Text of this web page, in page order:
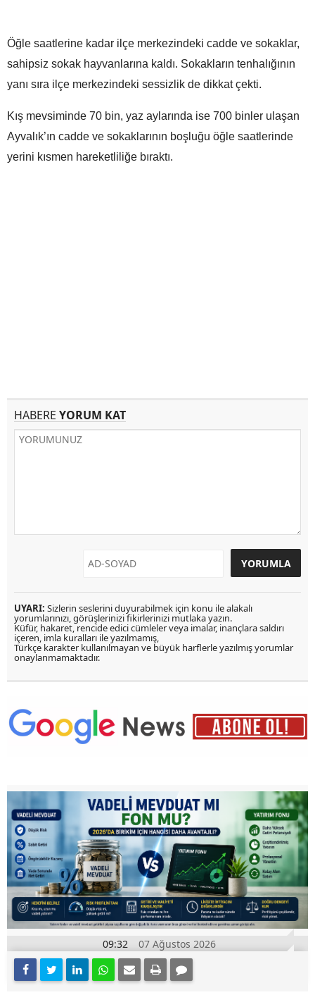
Öğle saatlerine kadar ilçe merkezindeki cadde ve sokaklar,
sahipsiz sokak hayvanlarına kaldı. Sokakların tenhalığının
yanı sıra ilçe merkezindeki sessizlik de dikkat çekti.
Kış mevsiminde 70 bin, yaz aylarında ise 700 binler ulaşan
Ayvalık’ın cadde ve sokaklarının boşluğu öğle saatlerinde
yerini kısmen hareketliliğe bıraktı.
HABERE YORUM KAT
UYARI: Sizlerin seslerini duyurabilmek için konu ile alakalı
yorumlarınızı, görüşlerinizi fikirlerinizi mutlaka yazın.
Küfür, hakaret, rencide edici cümleler veya imalar, inançlara saldırı
içeren, imla kuralları ile yazılmamış,
Türkçe karakter kullanılmayan ve büyük harflerle yazılmış yorumlar
onaylanmamaktadır.
09:32 07 Ağustos 2026